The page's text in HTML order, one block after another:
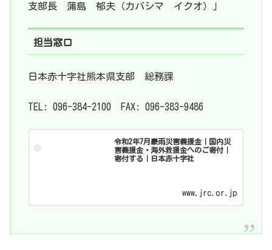
支部長 蒲島 郁夫（カバシマ イクオ）」
担当窓口
日本赤十字社熊本県支部 総務課
TEL: 096-384-2100 FAX: 096-383-9486
令和2年7月豪雨災害義援金｜国内災
害義援金・海外救援金へのご寄付｜
寄付する｜日本赤十字社
www.jrc.or.jp